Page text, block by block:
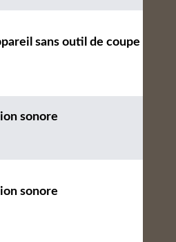
sans outil de coupe
sonore
sonore